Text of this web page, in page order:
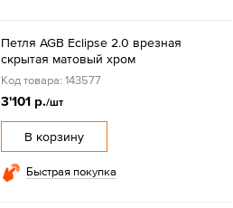
Петля AGB Eclipse 2.0 врезная
скрытая матовый хром
Код товара: 143577
3'101 р./шт
В корзину
Быстрая покупка